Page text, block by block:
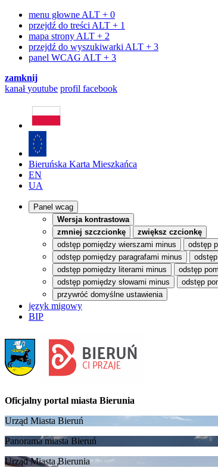
menu głowne ALT + 0
przejdź do treści ALT + 1
mapa strony ALT + 2
przejdź do wyszukiwarki ALT + 3
panel WCAG ALT + 3
zamknij
kanałyoutube profil facebook
Bieruńska Karta Mieszkańca
EN
UA
Panel wcag
Wersja kontrastowa
zmniej szczcionkę
zwiększ czcionkę
odstęp pomiędzy wierszami minus
odstęp
odstęp pomiędzy paragrafami minus
odstęp pomiędzy literami minus
odstęp
odstęp pomiędzy słowami minus
odstęp
przywróć domyślne ustawienia
język migowy
BIP
Oficjalny portal miasta Bierunia
Urząd Miasta Bieruń
Panorama miasta Bieruń
Urząd Miasta Bierunia